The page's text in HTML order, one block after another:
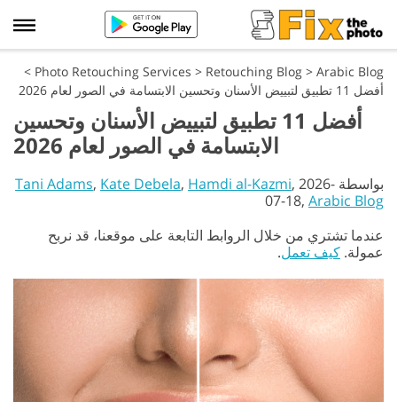
Photo Retouching Services > Retouching Blog > Arabic Blog
>
أفضل 11 تطبيق لتبييض الأسنان وتحسين الابتسامة في الصور لعام 2026
أفضل 11 تطبيق لتبييض الأسنان وتحسين
الابتسامة في الصور لعام 2026
بواسطة Tani Adams, Kate Debela, Hamdi al-Kazmi, 2026-
07-18, Arabic Blog
عندما تشتري من خلال الروابط التابعة على موقعنا، قد نربح
عمولة. كيف تعمل.